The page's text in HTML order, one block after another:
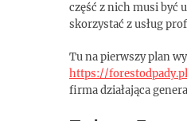
część z nich musi być
skorzystać z usług
Tu na pierwszy plan
https://
firma działająca